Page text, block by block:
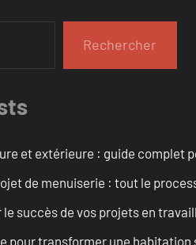
Rechercher
et extérieure : guide complet
de menuiserie : tout le
succès de vos projets en
pour transformer une habitation